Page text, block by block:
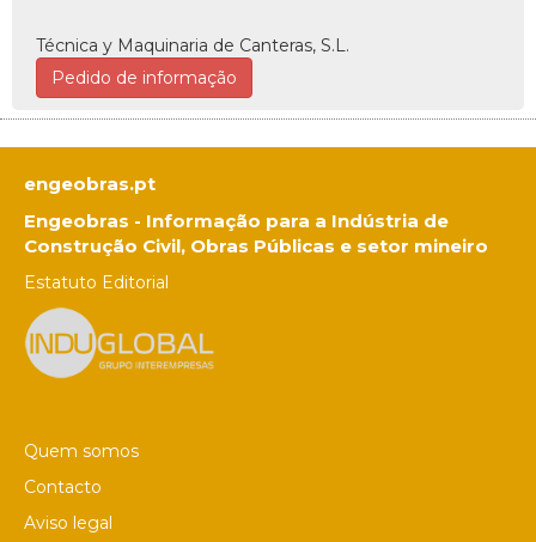
Técnica y Maquinaria de Canteras, S.L.
Pedido de informação
engeobras.pt
Engeobras - Informação para a Indústria de
Construção Civil, Obras Públicas e setor mineiro
Estatuto Editorial
Quem somos
Contacto
Aviso legal